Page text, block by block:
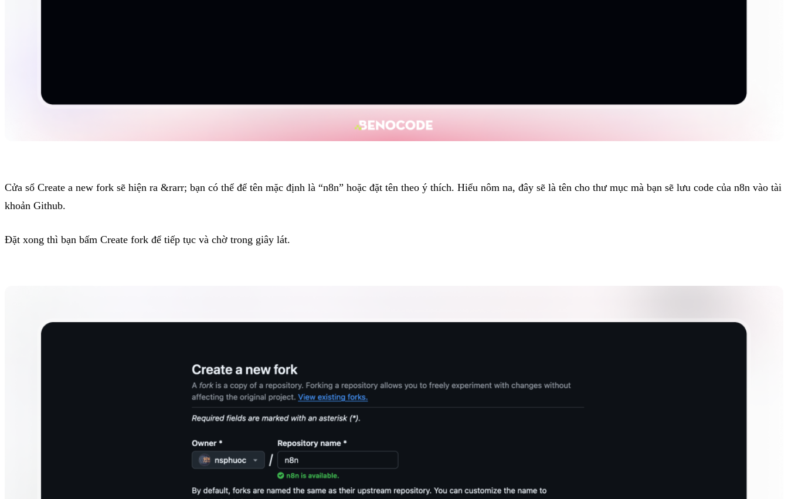
Cửa sổ Create a new fork sẽ hiện ra &rarr; bạn có thể để tên mặc định là “n8n” hoặc đặt tên theo ý thích. Hiểu nôm na, đây sẽ là tên cho thư mục mà bạn sẽ lưu code của n8n vào tài
khoản Github.
Đặt xong thì bạn bấm Create fork để tiếp tục và chờ trong giây lát.